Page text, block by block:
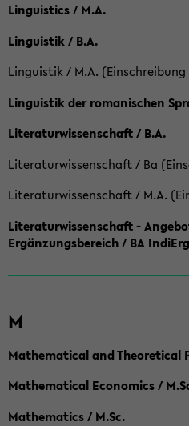
Linguistics / M.A.
Linguistik / B.A.
Linguistik / M.A. (Einschreibung
Linguistik der romanischen
Literaturwissenschaft / B.A.
Literaturwissenschaft / Ba
Literaturwissenschaft / M.A.
Literaturwissenschaft -
Ergänzungsbereich / BA IndiErg
M
Mathematical and Theoretical
Mathematical Economics /
Mathematics / M.Sc.